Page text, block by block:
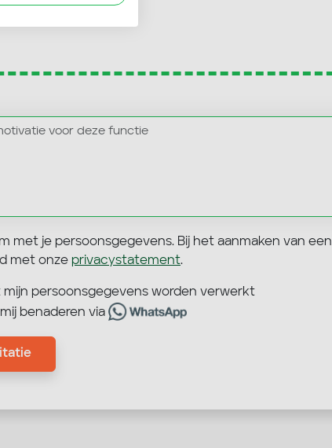
met je persoonsgegevens. Bij het aanmaken van een
met onze privacystatement.
mijn persoonsgegevens worden verwerkt
benaderen via